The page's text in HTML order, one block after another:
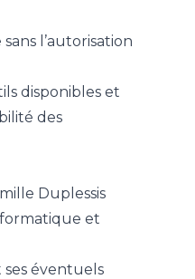
l’autorisation
disponibles et
des
Duplessis
et
ses éventuels